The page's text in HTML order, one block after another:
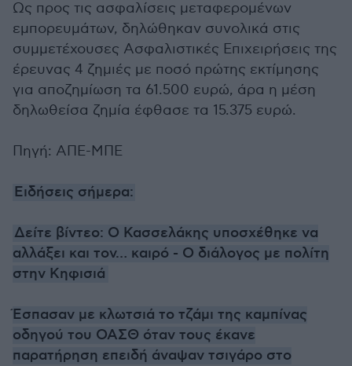
Ως προς τις ασφαλίσεις μεταφερομένων
εμπορευμάτων, δηλώθηκαν συνολικά στις
συμμετέχουσες Ασφαλιστικές Επιχειρήσεις της
έρευνας 4 ζημιές με ποσό πρώτης εκτίμησης
για αποζημίωση τα 61.500 ευρώ, άρα η μέση
δηλωθείσα ζημία έφθασε τα 15.375 ευρώ.
Πηγή: ΑΠΕ-ΜΠΕ
Ειδήσεις σήμερα:
Δείτε βίντεο: Ο Κασσελάκης υποσχέθηκε να
αλλάξει και τον… καιρό - Ο διάλογος με πολίτη
στην Κηφισιά
Έσπασαν με κλωτσιά το τζάμι της καμπίνας
οδηγού του ΟΑΣΘ όταν τους έκανε
παρατήρηση επειδή άναψαν τσιγάρο στο